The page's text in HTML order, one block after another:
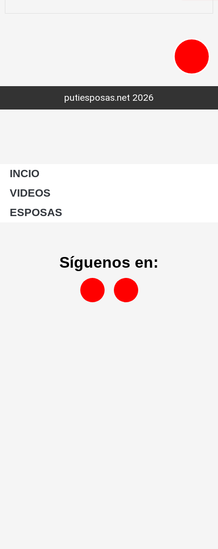
putiesposas.net 2026
INCIO
VIDEOS
ESPOSAS
Síguenos en: